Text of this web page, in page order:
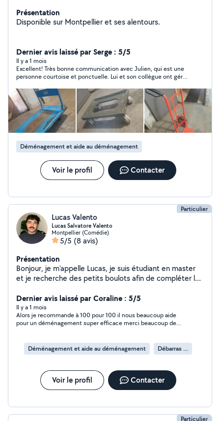
Présentation
Disponible sur Montpellier et ses alentours.
Dernier avis laissé par Serge : 5/5
Il y a 1 mois
Excellent! Très bonne communication avec Julien, qui est une
personne courtoise et ponctuelle. Lui et son collègue ont géré
Déménagement et aide au déménagement
Voir le profil Contacter
Particulier
Lucas Valento
Lucas Salvatore Valento
Montpellier (Comédie)
5/5 (8 avis)
Présentation
Bonjour, je m'appelle Lucas, je suis étudiant en master
et je recherche des petits boulots afin de compléter les
quelles soient physiques (jardinage, ménage,
déménagement, montage de meuble) ou autres (garde
d'enfants, d'animaux). Je suis très motivé, sérieux et
honnête, le travail sera fait efficacement avec brio.
Dernier avis laissé par Coraline : 5/5
Il y a 1 mois
Alors je recommande à 100 pour 100 il nous beaucoup aide
pour un déménagement super efficace merci beaucoup de
Déménagement et aide au déménagement Débarras d'appartement
Voir le profil Contacter
Particulier